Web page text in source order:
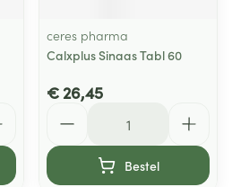
ceres pharma
Calxplus Sinaas Tabl 60
€ 26,45
Bestel